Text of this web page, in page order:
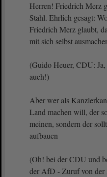
Herren! Friedrich Merz
Stahl. Ehrlich gesagt:
Friedrich Merz glaubt,
mit sich selbst
(Guido Heuer, CDU:
auch!)
Aber wer als
Land machen will, der
meinen, sondern der
aufbauen
(Oh! bei der CDU und
der AfD - Zuruf von der